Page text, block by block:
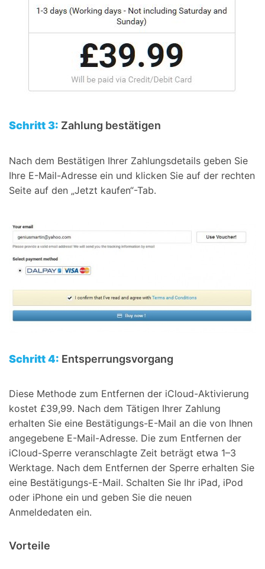
Schritt 3: Zahlung bestätigen
Nach dem Bestätigen Ihrer Zahlungsdetails geben Sie
Ihre E-Mail-Adresse ein und klicken Sie auf der rechten
Seite auf den „Jetzt kaufen“-Tab.
Schritt 4: Entsperrungsvorgang
Diese Methode zum Entfernen der iCloud-Aktivierung
kostet £39,99. Nach dem Tätigen Ihrer Zahlung
erhalten Sie eine Bestätigungs-E-Mail an die von Ihnen
angegebene E-Mail-Adresse. Die zum Entfernen der
iCloud-Sperre veranschlagte Zeit beträgt etwa 1–3
Werktage. Nach dem Entfernen der Sperre erhalten Sie
eine Bestätigungs-E-Mail. Schalten Sie Ihr iPad, iPod
oder iPhone ein und geben Sie die neuen
Anmeldedaten ein.
Vorteile